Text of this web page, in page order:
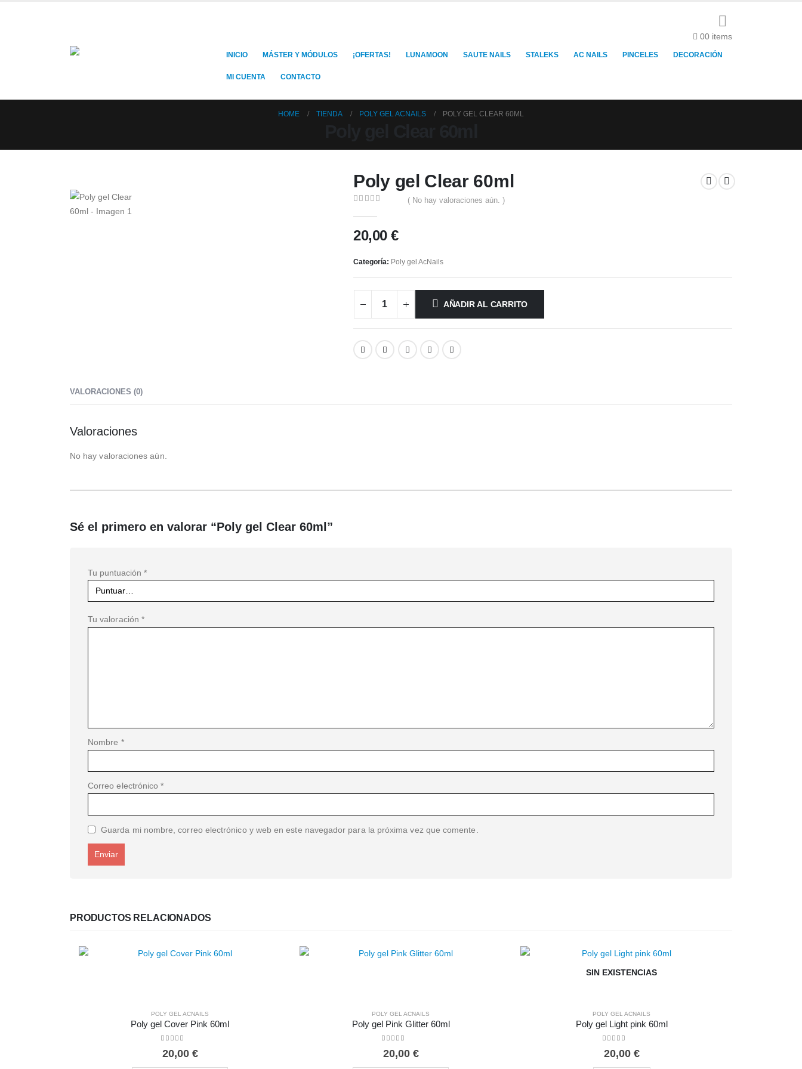
00 items
INICIO MÁSTER Y MÓDULOS ¡OFERTAS! LUNAMOON SAUTE NAILS STALEKS AC NAILS PINCELES DECORACIÓN
MI CUENTA CONTACTO
HOME TIENDA POLY GEL ACNAILS POLY GEL CLEAR 60ML
Poly gel Clear 60ml
( No hay valoraciones aún. )
20,00€
Categoría: Poly gel AcNails
AÑADIR AL CARRITO
VALORACIONES (0)
Valoraciones
No hay valoraciones aún.
Sé el primero en valorar “Poly gel Clear 60ml”
Tu puntuación *
Tu valoración *
Nombre *
Correo electrónico*
Guarda mi nombre, correo electrónico y web en este navegador para la próxima vez que comente.
PRODUCTOS RELACIONADOS
POLY GEL ACNAILS
Poly gel Cover Pink 60ml
20,00 €
POLY GEL ACNAILS
Poly gel Pink Glitter 60ml
20,00 €
SIN EXISTENCIAS
POLY GEL ACNAILS
Poly gel Light pink 60ml
20,00 €